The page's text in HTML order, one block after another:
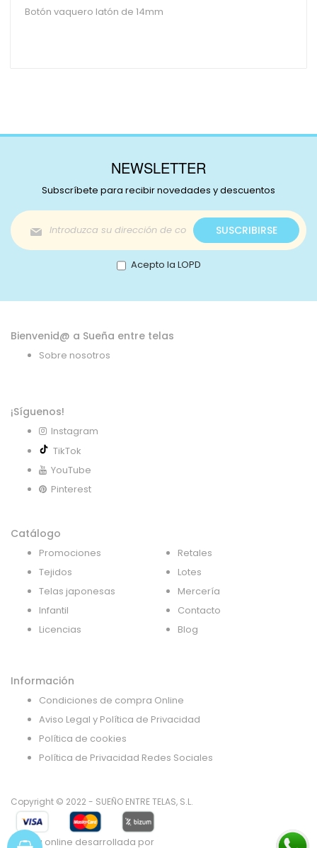
Botón vaquero latón de 14mm
NEWSLETTER
Subscríbete para recibir novedades y descuentos
Inscríbase
a
nuestro
boletín
de
SUSCRIBIRSE
Acepto la LOPD
Bienvenid@ a Sueña entre telas
Sobre nosotros
¡Síguenos!
Instagram
TikTok
YouTube
Pinterest
Catálogo
Promociones
Tejidos
Telas japonesas
Infantil
Licencias
Retales
Lotes
Mercería
Contacto
Blog
Información
Condiciones de compra Online
Aviso Legal y Política de Privacidad
Política de cookies
Política de Privacidad Redes Sociales
Copyright © 2022 - SUEÑO ENTRE TELAS, S.L.
Tienda online desarrollada por